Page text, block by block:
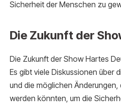
Sicherheit der Menschen zu
Die Zukunft der
Die Zukunft der Show Hartes
Es gibt viele Diskussionen über
und die möglichen
werden könnten, um die